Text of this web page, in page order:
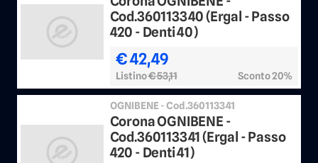
Cod.360113340 (Ergal - Passo
420 - Denti 40)
€ 42,49
Listino€ 53,11 Sconto 20%
OGNIBENE - Cod.360113341
Corona OGNIBENE -
Cod.360113341 (Ergal - Passo
420 - Denti 41)